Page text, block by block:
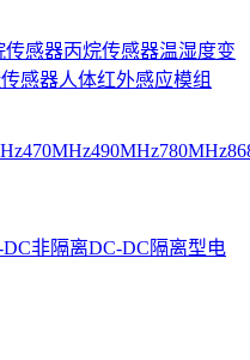
传感器丙烷传感器温湿度变
感器人体红外感应模组
470MHz490MHz780MHz
非隔离DC-DC隔离型电